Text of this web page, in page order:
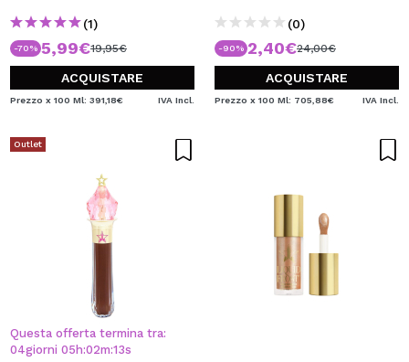
(1)
-70% 5,99€19,95€
ACQUISTARE
Prezzo x 100 Ml: 391,18€ IVA Incl.
(0)
-90% 2,40€24,00€
ACQUISTARE
Prezzo x 100 Ml: 705,88€ IVA Incl.
Outlet
Questa offerta termina tra:
04giorni 05 h:02m:12s